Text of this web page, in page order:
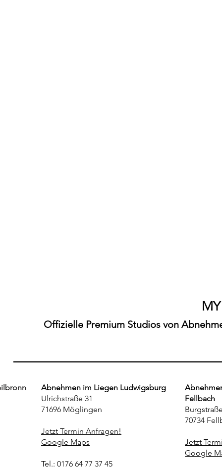
Offizielle Premium Studios von
Abnehmen im Liegen Ludwigsburg
Ulrichstraße 31
71696 Möglingen
Jetzt Termin Anfragen!
Google Maps
Tel.: 0176 64 77 37 45
Fellbach
70734
Jetzt
Google